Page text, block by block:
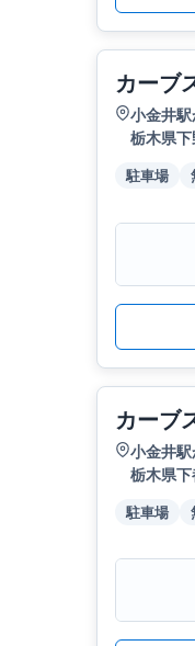
カーブ
小金井
栃木県
駐車場
カーブ
小金井
栃木県
駐車場